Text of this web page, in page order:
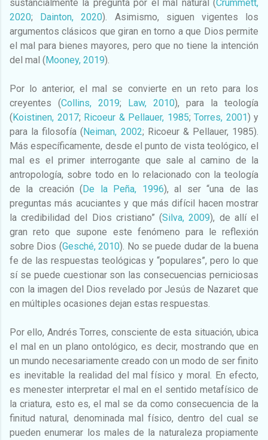
sustancialmente la pregunta por el mal natural (Crummett,
2020; Dainton, 2020). Asimismo, siguen vigentes los
argumentos clásicos que giran en torno a que Dios permite
el mal para bienes mayores, pero que no tiene la intención
del mal (Mooney, 2019).
Por lo anterior, el mal se convierte en un reto para los
creyentes (Collins, 2019; Law, 2010), para la teología
(Koistinen, 2017; Ricoeur & Pellauer, 1985; Torres, 2001) y
para la filosofía (Neiman, 2002; Ricoeur & Pellauer, 1985).
Más específicamente, desde el punto de vista teológico, el
mal es el primer interrogante que sale al camino de la
antropología, sobre todo en lo relacionado con la teología
de la creación (De la Peña, 1996), al ser “una de las
preguntas más acuciantes y que más difícil hacen mostrar
la credibilidad del Dios cristiano” (Silva, 2009), de allí el
gran reto que supone este fenómeno para le reflexión
sobre Dios (Gesché, 2010). No se puede dudar de la buena
fe de las respuestas teológicas y “populares”, pero lo que
sí se puede cuestionar son las consecuencias perniciosas
con la imagen del Dios revelado por Jesús de Nazaret que
en múltiples ocasiones dejan estas respuestas.
Por ello, Andrés Torres, consciente de esta situación, ubica
el mal en un plano ontológico, es decir, mostrando que en
un mundo necesariamente creado con un modo de ser finito
es inevitable la realidad del mal físico y moral. En efecto,
es menester interpretar el mal en el sentido metafísico de
la criatura, esto es, el mal se da como consecuencia de la
finitud natural, denominada mal físico, dentro del cual se
pueden enumerar los males de la naturaleza propiamente